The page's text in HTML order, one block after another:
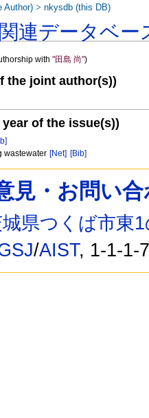
連データベー
with"田島 尚")
the joint author(s))
year of the issue(s))
wastewater [Net] [Bib]
Author) >nkysdb (this DB)
見・お問い
県つくば市東
/AIST, 1-1-1-